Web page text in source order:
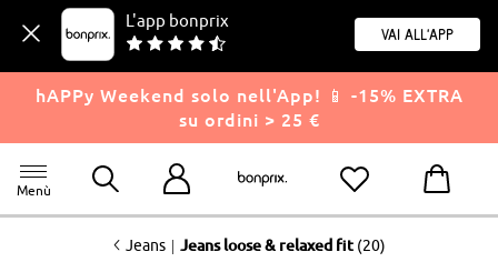
L'app bonprix
Vai all'app
hAPPy Weekend solo nell'App! 📱 -15% EXTRA
su ordini > 25 €
Menù
<Jeans | Jeans loose & relaxed fit (20)